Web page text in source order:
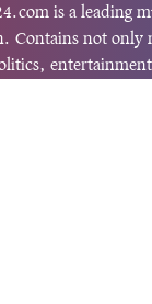
is a leading
Contains not